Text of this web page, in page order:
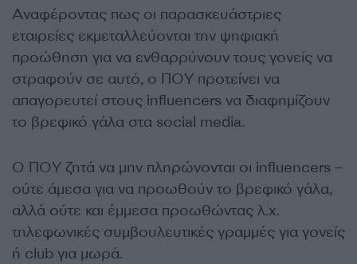
Αναφέροντας πως οι παρασκευάστριες
εταιρείες εκμεταλλεύονται την ψηφιακή
προώθηση για να ενθαρρύνουν τους γονείς να
στραφούν σε αυτό, ο ΠΟΥ προτείνει να
απαγορευτεί στους influencers να διαφημίζουν
το βρεφικό γάλα στα social media.
Ο ΠΟΥ ζητά να μην πληρώνονται οι influencers –
ούτε άμεσα για να προωθούν το βρεφικό γάλα,
αλλά ούτε και έμμεσα προωθώντας λ.χ.
τηλεφωνικές συμβουλευτικές γραμμές για γονείς
ή club για μωρά.